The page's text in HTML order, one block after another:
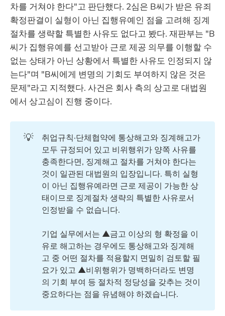
차를 거쳐야 한다"고 판단했다. 2심은 B씨가 받은 유죄
확정판결이 실형이 아닌 집행유예인 점을 고려해 징계
절차를 생략할 특별한 사유도 없다고 봤다. 재판부는 "B
씨가 집행유예를 선고받아 근로 제공 의무를 이행할 수
없는 상태가 아닌 상황에서 특별한 사유도 인정되지 않
는다"며 "B씨에게 변명의 기회도 부여하지 않은 것은
문제"라고 지적했다. 사건은 회사 측의 상고로 대법원
에서 상고심이 진행 중이다.
💡
취업규칙·단체협약에 통상해고와 징계해고가
모두 규정되어 있고 비위행위가 양쪽 사유를
충족한다면, 징계해고 절차를 거쳐야 한다는
것이 일관된 대법원의 입장입니다. 특히 실형
이 아닌 집행유예라면 근로 제공이 가능한 상
태이므로 징계절차 생략의 특별한 사유로서
인정받을 수 없습니다.
기업 실무에서는 ▲금고 이상의 형 확정을 이
유로 해고하는 경우에도 통상해고와 징계해
고 중 어떤 절차를 적용할지 면밀히 검토할 필
요가 있고 ▲비위행위가 명백하더라도 변명
의 기회 부여 등 절차적 정당성을 갖추는 것이
중요하다는 점을 유념해야 하겠습니다.